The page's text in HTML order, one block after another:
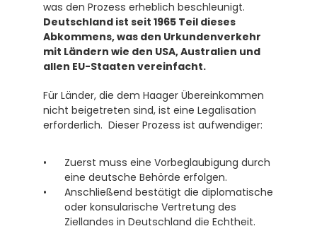
Deutschland ist seit 1965 Teil dieses
Abkommens, was den Urkundenverkehr
mit Ländern wie den USA, Australien und
allen EU-Staaten vereinfacht.
Für Länder, die dem Haager Übereinkommen
nicht beigetreten sind, ist eine Legalisation
erforderlich.  Dieser Prozess ist aufwendiger:
Zuerst muss eine Vorbeglaubigung durch
eine deutsche Behörde erfolgen.
Anschließend bestätigt die diplomatische
oder konsularische Vertretung des
Ziellandes in Deutschland die Echtheit.